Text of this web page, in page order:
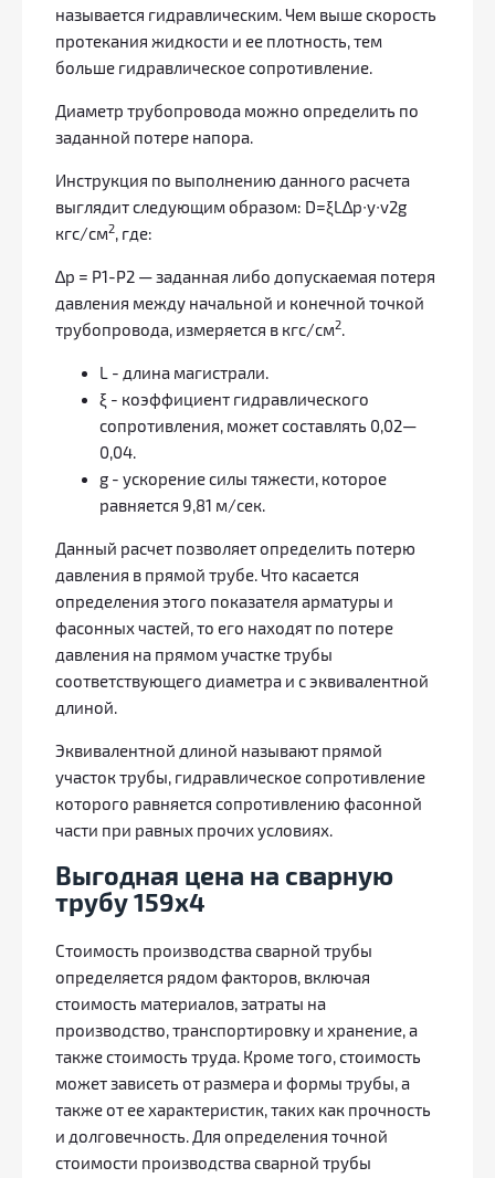
называется гидравлическим. Чем выше скорость
протекания жидкости и ее плотность, тем
больше гидравлическое сопротивление.
Диаметр трубопровода можно определить по
заданной потере напора.
Инструкция по выполнению данного расчета
выглядит следующим образом: D=ξL∆p∙y∙v2g
кгс/см2, где:
∆p = P1-Р2 — заданная либо допускаемая потеря
давления между начальной и конечной точкой
трубопровода, измеряется в кгс/см2.
L - длина магистрали.
ξ - коэффициент гидравлического
сопротивления, может составлять 0,02—
0,04.
g - ускорение силы тяжести, которое
равняется 9,81 м/сек.
Данный расчет позволяет определить потерю
давления в прямой трубе. Что касается
определения этого показателя арматуры и
фасонных частей, то его находят по потере
давления на прямом участке трубы
соответствующего диаметра и с эквивалентной
длиной.
Эквивалентной длиной называют прямой
участок трубы, гидравлическое сопротивление
которого равняется сопротивлению фасонной
части при равных прочих условиях.
Выгодная цена на сварную
трубу 159х4
Стоимость производства сварной трубы
определяется рядом факторов, включая
стоимость материалов, затраты на
производство, транспортировку и хранение, а
также стоимость труда. Кроме того, стоимость
может зависеть от размера и формы трубы, а
также от ее характеристик, таких как прочность
и долговечность. Для определения точной
стоимости производства сварной трубы